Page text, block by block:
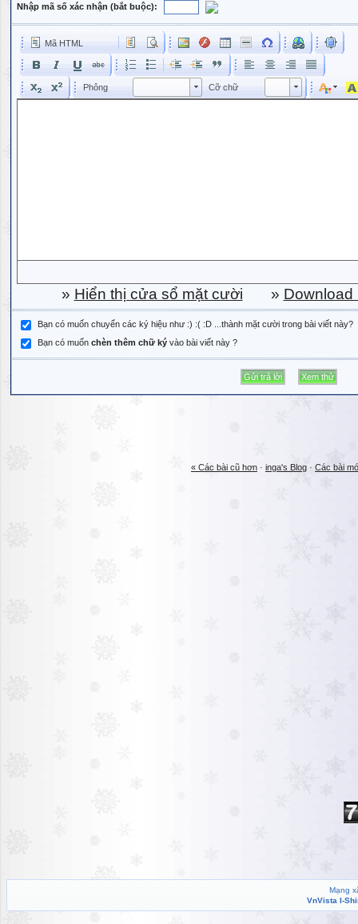
Nhập mã số xác nhận (bắt buộc):
Mã HTML
Phông Phông Cỡ chữ Kích cỡ phông
» Hiển thị cửa sổ mặt cười » Download
Bạn có muốn chuyển các ký hiệu như :) :( :D ...thành mặt cười trong bài viết này?
Bạn có muốn chèn thêm chữ ký vào bài viết này ?
« Các bài cũ hơn · inga's Blog · Các bài
Mạng
VnVista I-